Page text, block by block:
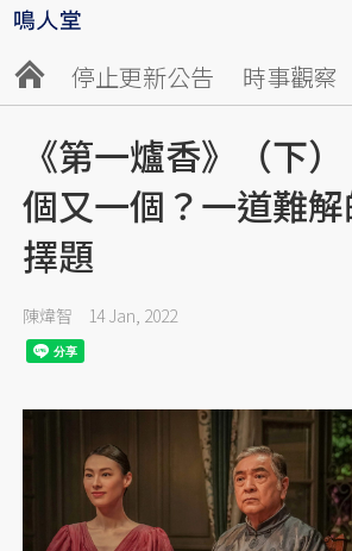
停止更新公告 時事觀察
《第一爐香》（下
個又一個？一道難
擇題
陳煒智 14 Jan, 2022